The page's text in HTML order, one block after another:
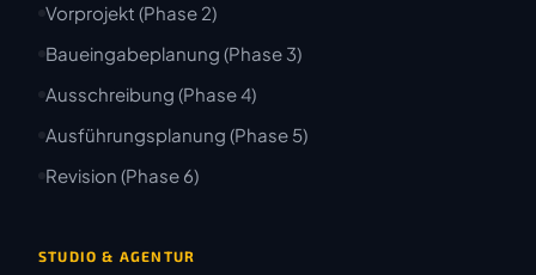
Vorprojekt (Phase 2)
Baueingabeplanung (Phase 3)
Ausschreibung (Phase 4)
Ausführungsplanung (Phase 5)
Revision (Phase 6)
STUDIO & AGENTUR